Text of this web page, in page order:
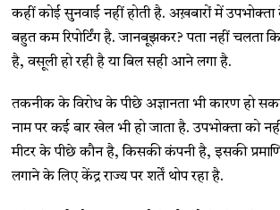
कहीं कोई सुनवाई नहीं होती है. अख़बारों में
बहुत कम रिपोर्टिंग है. जानबूझकर? पता नहीं चलता
है, वसूली हो रही है या बिल सही आने लगा है.
तकनीक के विरोध के पीछे अज्ञानता भी कारण हो
नाम पर कई बार खेल भी हो जाता है. उपभोक्ता को
मीटर के पीछे कौन है, किसकी कंपनी है, इसकी
लगाने के लिए केंद्र राज्य पर शर्तें थोप रहा है.